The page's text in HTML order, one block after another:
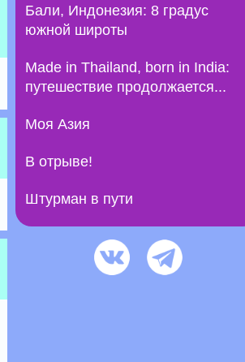
Бали, Индонезия: 8 градус
южной широты
Made in Thailand, born in India:
путешествие продолжается...
Моя Азия
В отрыве!
Штурман в пути